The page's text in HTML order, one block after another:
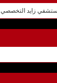
مستشفي زايد التخصصي